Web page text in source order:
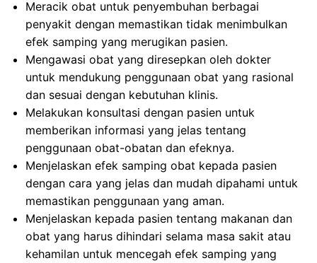
Meracik obat untuk penyembuhan berbagai
penyakit dengan memastikan tidak menimbulkan
efek samping yang merugikan pasien.
Mengawasi obat yang diresepkan oleh dokter
untuk mendukung penggunaan obat yang rasional
dan sesuai dengan kebutuhan klinis.
Melakukan konsultasi dengan pasien untuk
memberikan informasi yang jelas tentang
penggunaan obat-obatan dan efeknya.
Menjelaskan efek samping obat kepada pasien
dengan cara yang jelas dan mudah dipahami untuk
memastikan penggunaan yang aman.
Menjelaskan kepada pasien tentang makanan dan
obat yang harus dihindari selama masa sakit atau
kehamilan untuk mencegah efek samping yang